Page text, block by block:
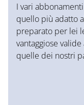
I vari
quello più adatto
preparato per lei
vantaggiose
quelle dei nostri